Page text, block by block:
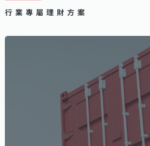
行業專屬理財方案